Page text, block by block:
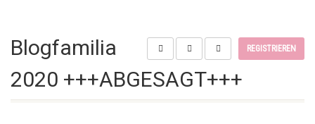
REGISTRIEREN
Blogfamilia
2020 +++ABGESAGT+++